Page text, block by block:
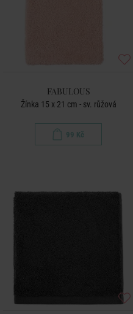
FABULOUS
Žínka 15 x 21 cm - sv. růžová
99 Kč